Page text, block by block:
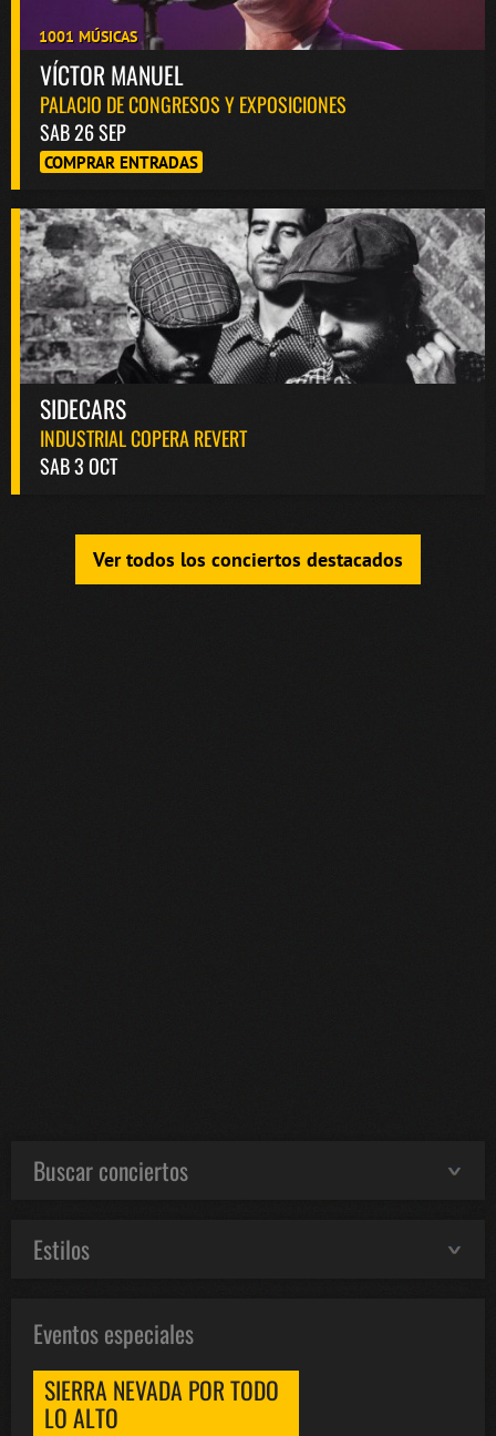
1001 MÚSICAS
VÍCTOR MANUEL
PALACIO DE CONGRESOS Y EXPOSICIONES
SAB 26 SEP
COMPRAR ENTRADAS
SIDECARS
INDUSTRIAL COPERA REVERT
SAB 3 OCT
Ver todos los conciertos destacados
Buscar conciertos
Estilos
Eventos especiales
SIERRA NEVADA POR TODO
LO ALTO